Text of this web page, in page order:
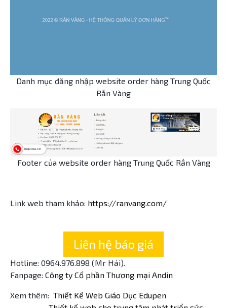
Danh mục đăng nhập website order hàng Trung Quốc
Rắn Vàng
Footer của website order hàng Trung Quốc Rắn Vàng
Link web tham khảo: https://ranvang.com/
Liên hệ báo giá
Hotline: 0964.976.898 (Mr Hải).
Fanpage: Công ty Cổ phần Thương mại Andin
Xem thêm: Thiết Kế Web Giáo Dục Edupen